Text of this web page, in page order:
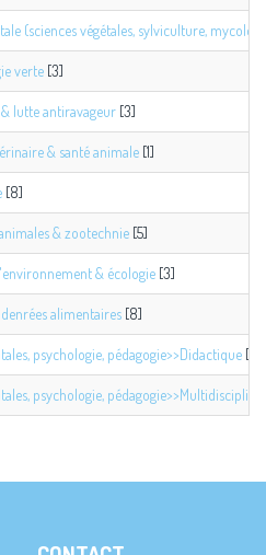
(sciences végétales, sylviculture,
verte [3]
lutte antiravageur [3]
& santé animale [1]
[8]
& zootechnie [5]
& écologie [3]
alimentaires [8]
psychologie, pédagogie>>Didactique [1]
psychologie,